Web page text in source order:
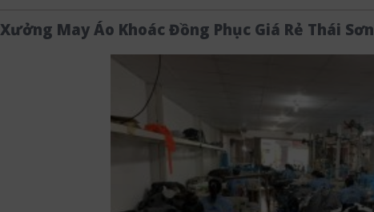
Xưởng May Áo Khoác Đồng Phục Giá Rẻ Thái Sơn